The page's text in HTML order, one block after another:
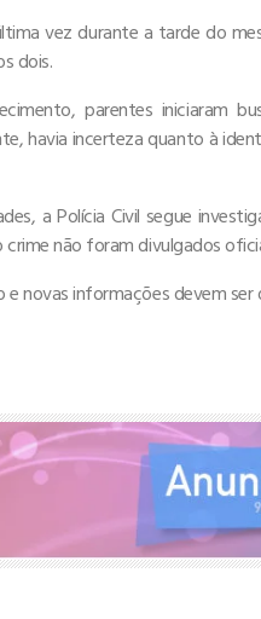
vez durante a tarde do
dois.
parentes iniciaram
havia incerteza quanto à
a Polícia Civil segue
não foram divulgados
novas informações devem